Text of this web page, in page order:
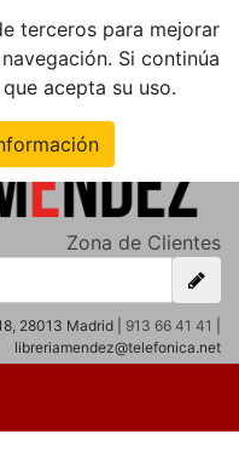
terceros para mejorar
Si continúa
acepta su uso.
Zona de Clientes
28013 Madrid | 913 66 41 41
libreriamendez@telefonica.net